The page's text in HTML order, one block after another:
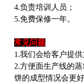
4.负责培训人员；
5.免费保修一年。
常见问题
1.我们会给客户提
2.方便面生产线的
饼的成型情况会更